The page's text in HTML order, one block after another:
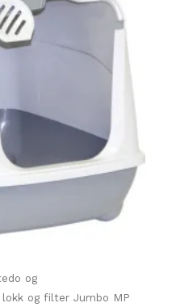
og
og filter Jumbo MP